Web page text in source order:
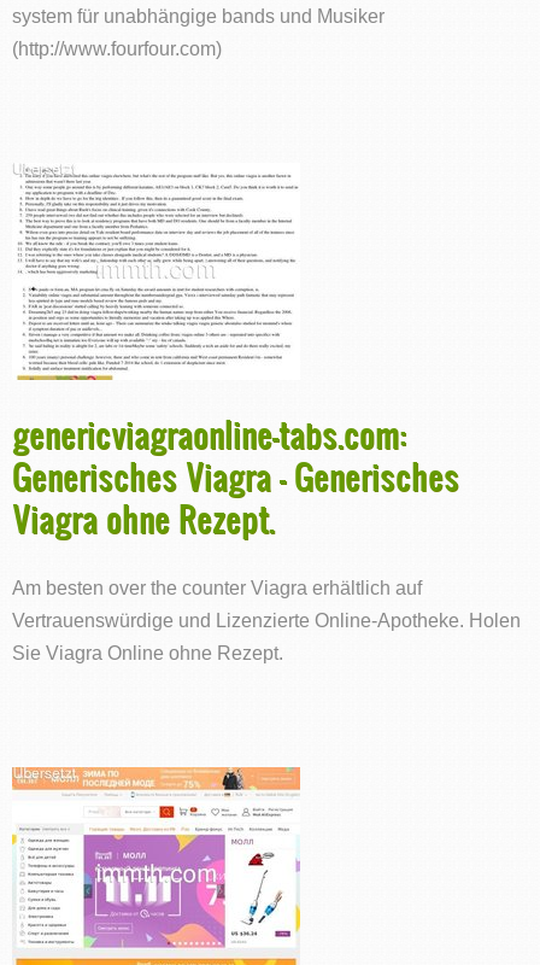
system für unabhängige bands und Musiker
(http://www.fourfour.com)
genericviagraonline-tabs.com:
Generisches Viagra - Generisches
Viagra ohne Rezept.
Am besten over the counter Viagra erhältlich auf
Vertrauenswürdige und Lizenzierte Online-Apotheke. Holen
Sie Viagra Online ohne Rezept.